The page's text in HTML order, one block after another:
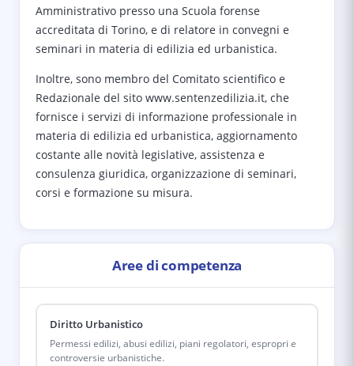
Amministrativo presso una Scuola forense
accreditata di Torino, e di relatore in convegni e
seminari in materia di edilizia ed urbanistica.
Inoltre, sono membro del Comitato scientifico e
Redazionale del sito www.sentenzedilizia.it, che
fornisce i servizi di informazione professionale in
materia di edilizia ed urbanistica, aggiornamento
costante alle novità legislative, assistenza e
consulenza giuridica, organizzazione di seminari,
corsi e formazione su misura.
Aree di competenza
Diritto Urbanistico
Permessi edilizi, abusi edilizi, piani regolatori, espropri e
controversie urbanistiche.